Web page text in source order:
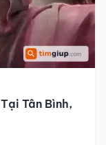
Tân Bình,